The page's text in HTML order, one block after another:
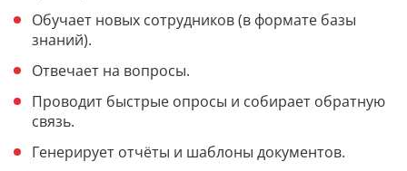
Обучает новых сотрудников (в формате базы
знаний).
Отвечает на вопросы.
Проводит быстрые опросы и собирает обратную
связь.
Генерирует отчёты и шаблоны документов.